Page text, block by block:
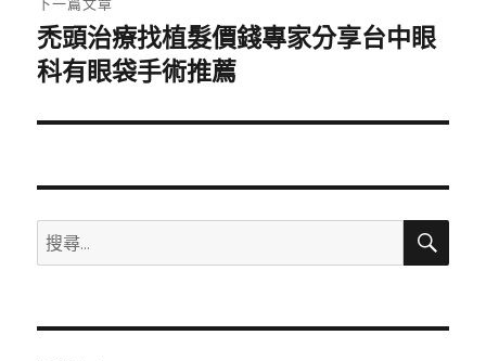
下
一
文
禿頭治療找植髮價錢專家分享台中眼
科有眼袋手術推薦
搜
尋
鍵
搜